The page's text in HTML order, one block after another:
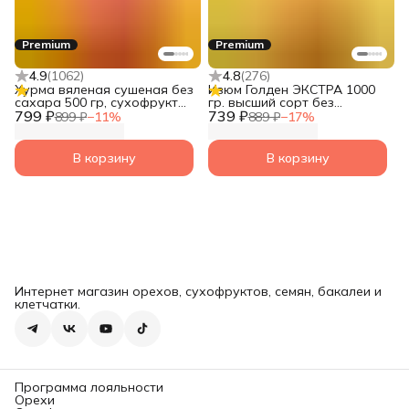
Premium
4.9(1062)
799 ₽899 ₽−11%
Хурма вяленая сушеная без
сахара 500 гр, сухофрукты
без сахара натуральные от
В корзину
Premium
4.8(276)
739 ₽889 ₽−17%
Изюм Голден ЭКСТРА 1000
гр. высший сорт без
косточек, сухофрукты без
Narmak
В корзину
Интернет магазин орехов, сухофруктов, семян, бакалеи и
клетчатки.
Программа лояльности
Орехи